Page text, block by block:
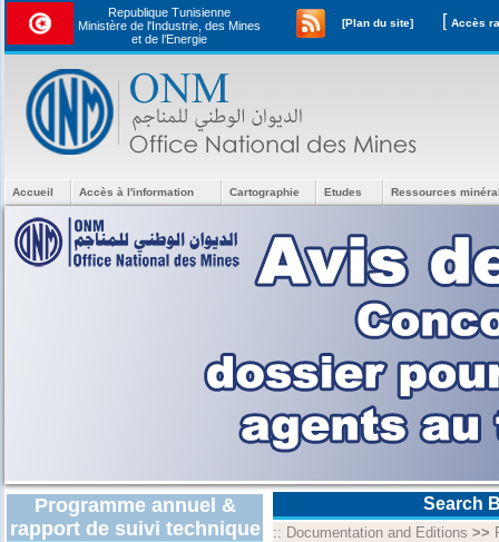
Republique Tunisienne
Ministère de l'Industrie, des Mines
et de l’Energie
[Plan du site] [
Accueil Accès à l'information Cartographie Etudes Ressources
Programme annuel &
rapport de suivi technique
Search
:: Documentation and Editions >>